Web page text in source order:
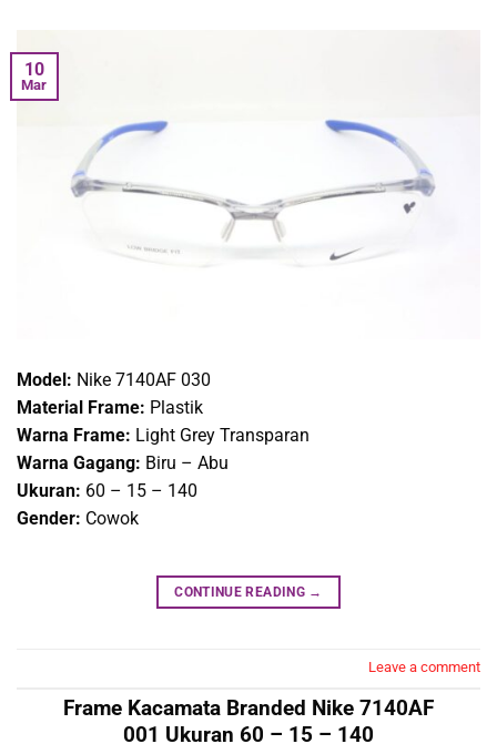
10
Mar
Model: Nike 7140AF 030
Material Frame: Plastik
Warna Frame: Light Grey Transparan
Warna Gagang: Biru – Abu
Ukuran: 60 – 15 – 140
Gender: Cowok
CONTINUE READING →
Leave a comment
Frame Kacamata Branded Nike 7140AF
001 Ukuran 60 – 15 – 140